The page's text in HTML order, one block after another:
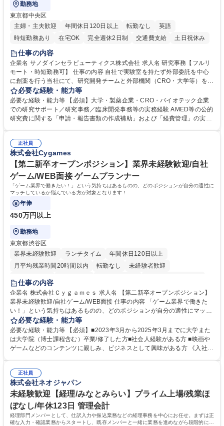
勤務地
東京都中央区
主婦・主夫歓迎
年間休日120日以上 転勤なし
英語
時短勤務あり
在宅OK 完全週休2日制 交通費支給 土日祝休み
仕事の内容
企業名 サノダインセラピューティクス株式会社 求人名 研究事務【フルリ
モート・時短勤務可】 仕事の内容 自社で実験室を持たず外部委託を中心
に創薬を行う当社にて、研究開発チームと外部機関（CRO・大学等）をつ
なぐハブとして、契約・発注・予算管理などの研究事務全般をお任せしま
す。 ■見積取得、発注、検収、請求処理等の事務手続き ■委託先との定例
会議の調整・アジェンダ準備・議事録作成 ■研究報告書、試験関連資料、
SOP等の整備・版管理・保管 ■研究開発の進捗・タイムライン・予算執行
集職種 研究事務【フルリモート・時短勤務可】
必要な経験・能力等
必要な経験・能力等 【必須】大学・製薬企業・CRO・バイオテック企業
での研究サポート／研究事務／臨床開発事務等の実務経験 AMED等の公的
研究費に関する「申請・報告書類の作成補助」および「経費管理」の実務
き方について】フルリモートやハイブリッド勤務、時短勤務など個々のラ
イフスタイルに応じた柔軟な働き方が可能です。育児や介護との両立も応
援します。 学歴・資格 学歴：大学院 大学 語学力： 資格：
正社員
株式会社Cygames
【第二新卒オープンポジション】業界未経験歓迎/自社
ゲーム/WEB面接 ゲームプランナー
「ゲーム業界で働きたい！」という気持ちはあるものの、どのポジションが自分の適性に
マッチしているか悩んでいる方が対象となります！
年俸
450万円以上
勤務地
東京都渋谷区
業界未経験歓迎
ランチタイム
年間休日120日以上
月平均残業時間20時間以内
転勤なし
未経験者歓迎
住宅手当あり
交通費支給
土日祝休み 服装自由 昼食補助あり
第二新卒歓迎
食事補助あり
仕事の内容
企業名 株式会社Ｃｙｇａｍｅｓ 求人名 【第二新卒オープンポジション】
業界未経験歓迎/自社ゲーム/WEB面接 仕事の内容 「ゲーム業界で働きた
い！」という気持ちはあるものの、どのポジションが自分の適性にマッチ
しているか悩んでいる方が対象となります！ 総合職（プランナー/データ
アナリストなど）、技術職（開発エンジニ ア/インフラエンジニアな
ど）、デザイン職（デザイナー/イラストレ ーターなど）等から、面接で
ご希望と適正にマッチしたポジションをご案内いたします。ゲームやエン
のご応募をお待ちしております。 募集職種 【第二新卒オープンポジショ
ン】業界未経験歓迎/自社ゲーム/WEB面接
必要な経験・能力等
必要な経験・能力等 【必須】■2023年3月から2025年3月までに大学また
は大学院（博士課程含む）卒業/修了した方■社会人経験がある方 ■映画や
ゲームなどのコンテンツに親しみ、ビジネスとして興味がある方 《入社実
正社員
株式会社ネオジャパン
未経験歓迎【経理/みなとみらい】プライム上場/残業ほ
ぼなし/年休123日 管理会計
経理部門メンバーとして、仕訳入力や振込業務などの経理事務を中心にお任せ。まずは正
確な入力・確認業務からスタートし、既存メンバーと一緒に業務を進めながら段階的に経